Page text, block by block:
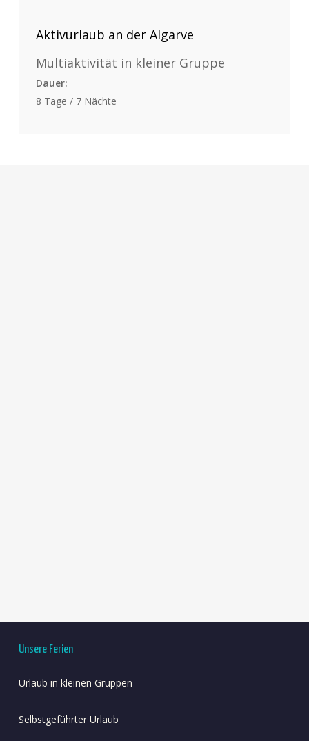
Aktivurlaub an der Algarve
Multiaktivität in kleiner Gruppe
Dauer:
8 Tage / 7 Nächte
Unsere Ferien
Urlaub in kleinen Gruppen
Selbstgeführter Urlaub